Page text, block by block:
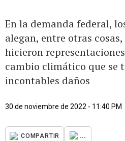
En la demanda federal,
alegan, entre otras
hicieron
cambio climático que se
incontables daños
30 de noviembre de 2022 - 11:40 PM
COMPARTIR ...